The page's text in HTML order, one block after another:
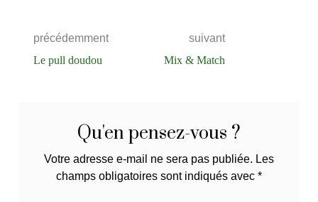
précédemment
Le pull doudou
suivant
Mix & Match
Qu'en pensez-vous ?
Votre adresse e-mail ne sera pas publiée. Les
champs obligatoires sont indiqués avec *